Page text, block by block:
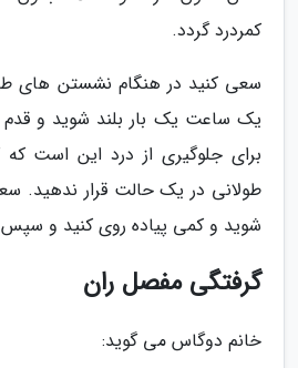
کمردرد گردد.
سعی کنید در هنگام نشستن های
یک ساعت یک بار بلند شوید و قدم
برای جلوگیری از درد این است
طولانی در یک حالت قرار ندهید.
شوید و کمی پیاده روی کنید و سپس
گرفتگی مفصل ران
خانم دوگاس می گوید: